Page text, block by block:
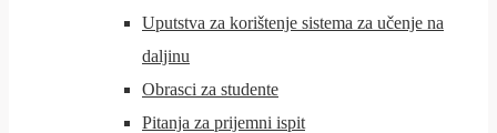
Uputstva za korištenje sistema za učenje na
daljinu
Obrasci za studente
Pitanja za prijemni ispit